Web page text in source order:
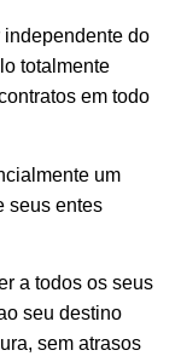
independente do
totalmente
em todo
um
seus entes
a todos os seus
seu destino
sem atrasos